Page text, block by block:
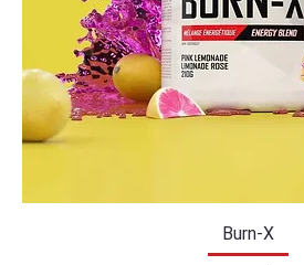
Burn-X